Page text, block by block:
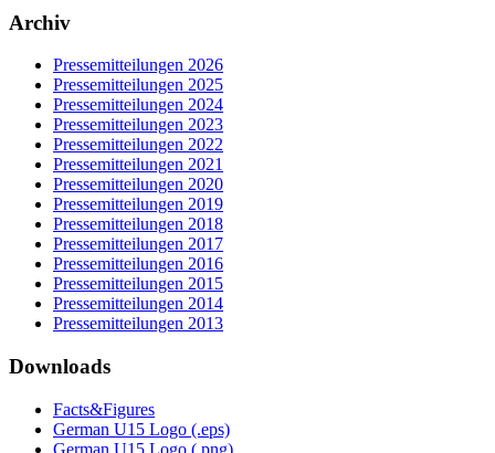
Archiv
Pressemitteilungen 2026
Pressemitteilungen 2025
Pressemitteilungen 2024
Pressemitteilungen 2023
Pressemitteilungen 2022
Pressemitteilungen 2021
Pressemitteilungen 2020
Pressemitteilungen 2019
Pressemitteilungen 2018
Pressemitteilungen 2017
Pressemitteilungen 2016
Pressemitteilungen 2015
Pressemitteilungen 2014
Pressemitteilungen 2013
Downloads
Facts&Figures
German U15 Logo (.eps)
German U15 Logo (.png)